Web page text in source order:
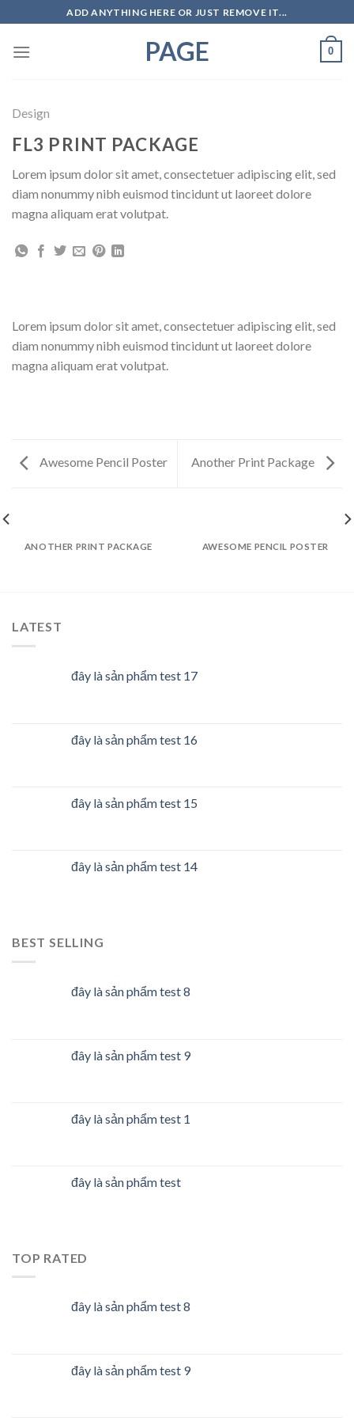
to
content
ADD ANYTHING HERE OR JUST REMOVE IT...
PAGE 0
Design
FL3 PRINT PACKAGE
Lorem ipsum dolor sit amet, consectetuer adipiscing elit, sed
diam nonummy nibh euismod tincidunt ut laoreet dolore
magna aliquam erat volutpat.
Lorem ipsum dolor sit amet, consectetuer adipiscing elit, sed
diam nonummy nibh euismod tincidunt ut laoreet dolore
magna aliquam erat volutpat.
Awesome Pencil Poster Another Print Package
ANOTHER PRINT PACKAGE AWESOME PENCIL POSTER
LATEST
đây là sản phẩm test 17
đây là sản phẩm test 16
đây là sản phẩm test 15
đây là sản phẩm test 14
BEST SELLING
đây là sản phẩm test 8
đây là sản phẩm test 9
đây là sản phẩm test 1
đây là sản phẩm test
TOP RATED
đây là sản phẩm test 8
đây là sản phẩm test 9